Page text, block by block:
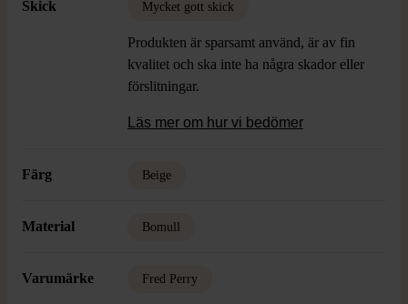
Skick Mycket gott skick
Produkten är sparsamt använd, är av fin
kvalitet och ska inte ha några skador eller
förslitningar.
Läs mer om hur vi bedömer
Färg Beige
Material Bomull
Varumärke Fred Perry